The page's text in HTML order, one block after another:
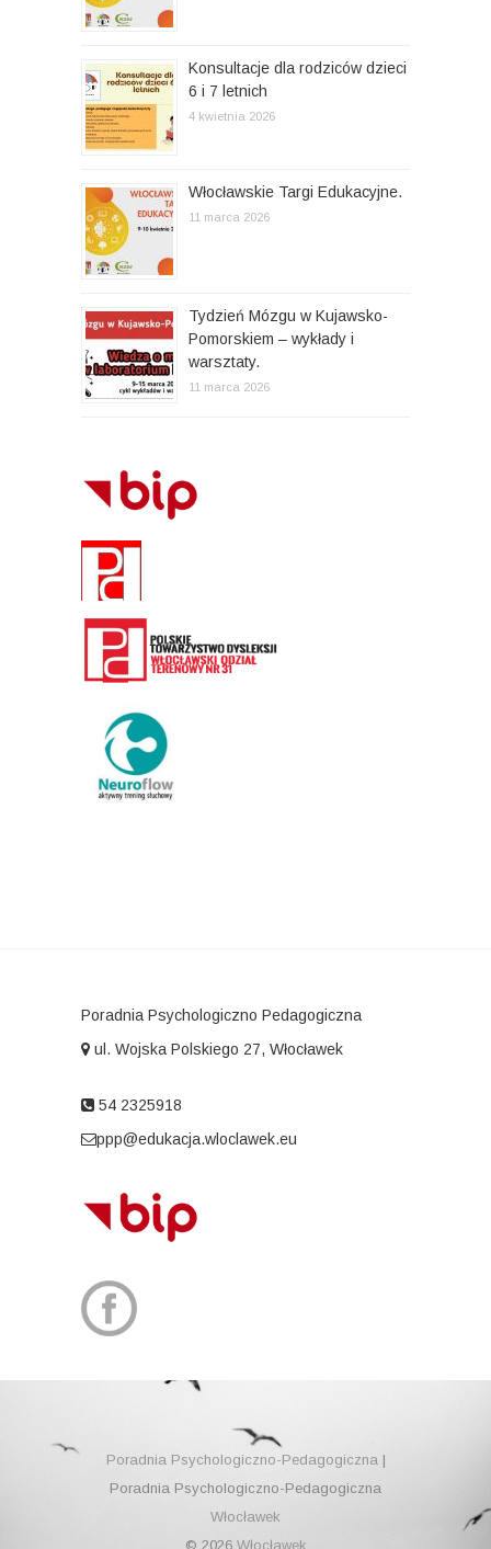
Konsultacje dla rodziców dzieci
6 i 7 letnich
4 kwietnia 2026
Włocławskie Targi Edukacyjne.
11 marca 2026
Tydzień Mózgu w Kujawsko-
Pomorskiem – wykłady i
warsztaty.
11 marca 2026
Poradnia Psychologiczno Pedagogiczna
ul. Wojska Polskiego 27, Włocławek
54 2325918
ppp@edukacja.wloclawek.eu
Poradnia Psychologiczno-Pedagogiczna|
Poradnia Psychologiczno-Pedagogiczna
Włocławek
© 2026 Włocławek